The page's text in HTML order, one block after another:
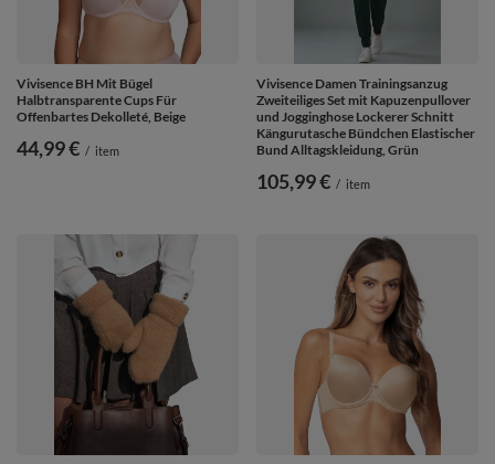
Vivisence BH Mit Bügel
Halbtransparente Cups Für
Offenbartes Dekolleté, Beige
44,99 € / item
Vivisence Damen Trainingsanzug
Zweiteiliges Set mit Kapuzenpullover
und Jogginghose Lockerer Schnitt
Kängurutasche Bündchen Elastischer
Bund Alltagskleidung, Grün
105,99 € / item